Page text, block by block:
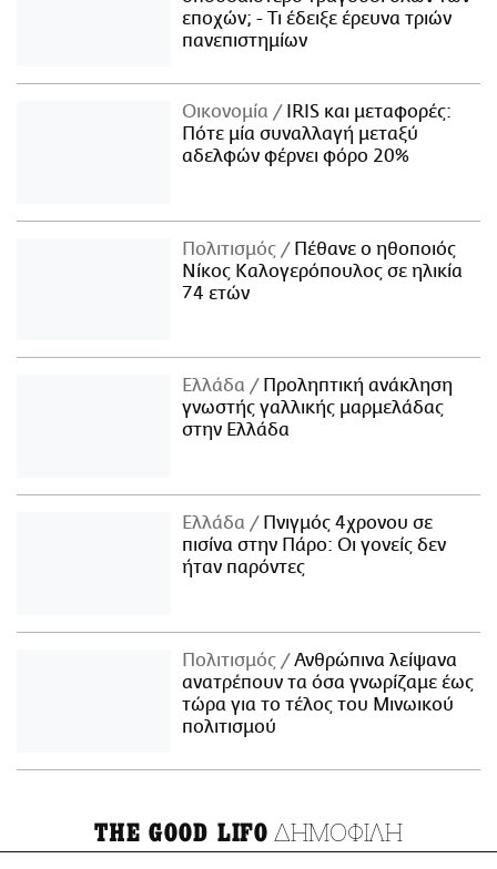
εποχών; - Τι έδειξε έρευνα τριών
πανεπιστημίων
Οικονομία
IRIS και μεταφορές:
Πότε μία συναλλαγή μεταξύ
αδελφών φέρνει φόρο 20%
Πολιτισμός
Πέθανε ο ηθοποιός
Νίκος Καλογερόπουλος σε ηλικία
74 ετών
Ελλάδα
Προληπτική ανάκληση
γνωστής γαλλικής μαρμελάδας
στην Ελλάδα
Ελλάδα
Πνιγμός 4χρονου σε
πισίνα στην Πάρο: Οι γονείς δεν
ήταν παρόντες
Πολιτισμός
Ανθρώπινα λείψανα
ανατρέπουν τα όσα γνωρίζαμε έως
τώρα για το τέλος του Μινωικού
πολιτισμού
THE GOOD LIFO ΔΗΜΟΦΙΛΗ